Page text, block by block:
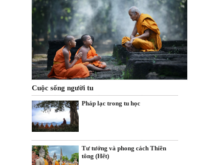
Cuộc sống người tu
Pháp lạc trong tu học
Tư tưởng và phong cách Thiền
tông (Hết)